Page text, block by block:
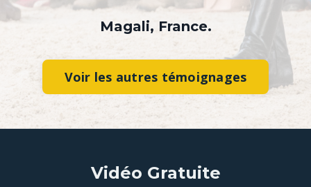
Magali, France.
Voir les autres témoignages
Vidéo Gratuite